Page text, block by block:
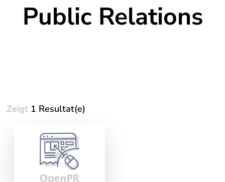
Public Relations
Zeigt 1 Resultat(e)